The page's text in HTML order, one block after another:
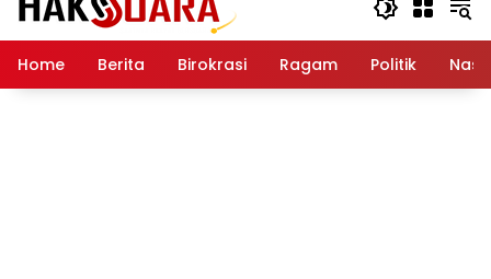
Home Berita Birokrasi Ragam Politik